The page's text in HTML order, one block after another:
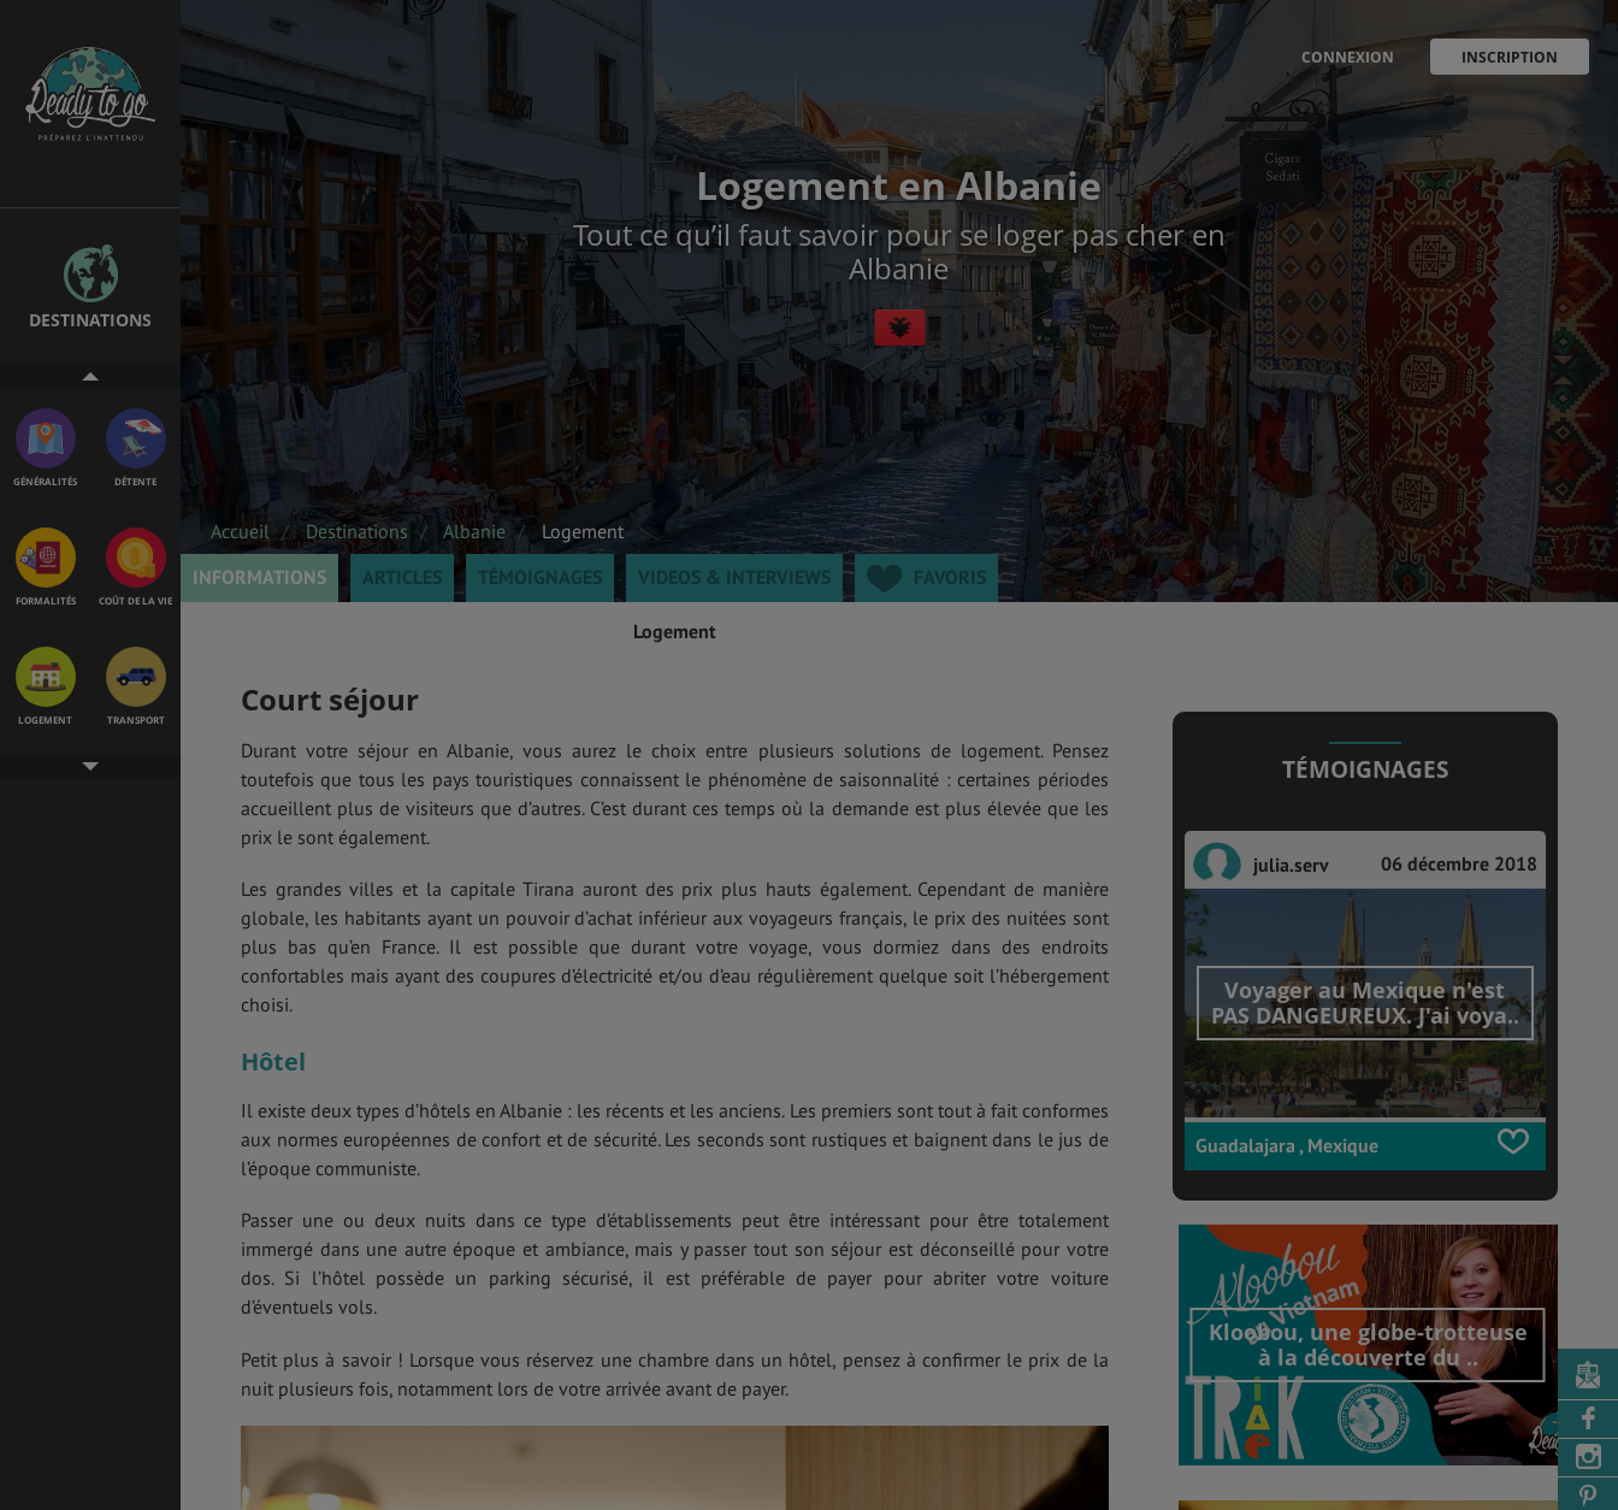
DESTINATIONS
EMPLOIS &
STAGES
BONS PLANS
GÉNÉRALITÉS DÉTENTE
FORMALITÉS COÛT DE LA VIE
LOGEMENT TRANSPORT
CONNEXION INSCRIPTION
Logement en Albanie
Tout ce qu’il faut savoir pour se loger pas cher en
Albanie
Accueil Destinations Albanie
Logement
INFORMATIONS
ARTICLES TÉMOIGNAGES VIDEOS & INTERVIEWS FAVORIS
Logement
Court séjour
Durant votre séjour en Albanie, vous aurez le choix entre plusieurs solutions de logement. Pensez
toutefois que tous les pays touristiques connaissent le phénomène de saisonnalité : certaines périodes
accueillent plus de visiteurs que d’autres. C’est durant ces temps où la demande est plus élevée que les
prix le sont également.
Les grandes villes et la capitale Tirana auront des prix plus hauts également. Cependant de manière
globale, les habitants ayant un pouvoir d’achat inférieur aux voyageurs français, le prix des nuitées sont
plus bas qu’en France. Il est possible que durant votre voyage, vous dormiez dans des endroits
confortables mais ayant des coupures d’électricité et/ou d’eau régulièrement quelque soit l’hébergement
choisi.
Hôtel
Il existe deux types d’hôtels en Albanie : les récents et les anciens. Les premiers sont tout à fait conformes
aux normes européennes de confort et de sécurité. Les seconds sont rustiques et baignent dans le jus de
l’époque communiste.
Passer une ou deux nuits dans ce type d’établissements peut être intéressant pour être totalement
immergé dans une autre époque et ambiance, mais y passer tout son séjour est déconseillé pour votre
dos. Si l’hôtel possède un parking sécurisé, il est préférable de payer pour abriter votre voiture
d’éventuels vols.
Petit plus à savoir ! Lorsque vous réservez une chambre dans un hôtel, pensez à confirmer le prix de la
nuit plusieurs fois, notamment lors de votre arrivée avant de payer.
TÉMOIGNAGES
julia.serv 06 décembre 2018
Voyager au Mexique n'est
PAS DANGEUREUX. J'ai voya..
Guadalajara , Mexique
Kloobou, une globe-trotteuse
à la découverte du ..